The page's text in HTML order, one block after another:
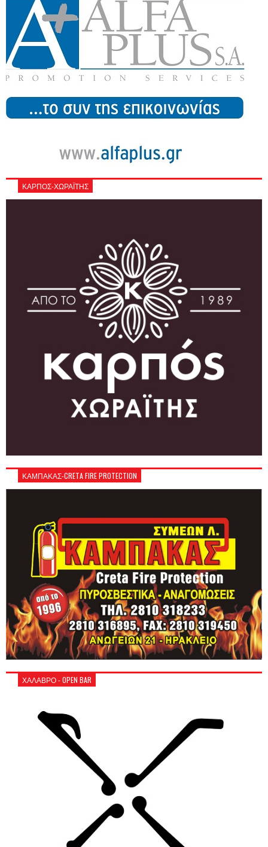
ΚΑΡΠΟΣ-ΧΩΡΑΪΤΗΣ
ΚΑΜΠΑΚΑΣ-CRETA FIRE PROTECTION
ΧΑΛΑΒΡΟ - OPEN BAR